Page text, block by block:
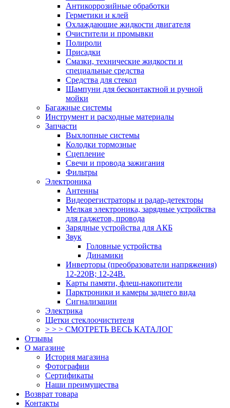
Антикоррозийные обработки
Герметики и клей
Охлаждающие жидкости двигателя
Очистители и промывки
Полироли
Присадки
Смазки, технические жидкости и
специальные средства
Средства для стекол
Шампуни для бесконтактной и ручной
мойки
Багажные системы
Инструмент и расходные материалы
Запчасти
Выхлопные системы
Колодки тормозные
Сцепление
Свечи и провода зажигания
Фильтры
Электроника
Антенны
Видеорегистраторы и радар-детекторы
Мелкая электроника, зарядные устройства
для гаджетов, провода
Зарядные устройства для АКБ
Звук
Головные устройства
Динамики
Инверторы (преобразователи напряжения)
12-220В; 12-24В.
Карты памяти, флеш-накопители
Парктроники и камеры заднего вида
Сигнализации
Электрика
Щетки стеклоочистителя
> > > СМОТРЕТЬ ВЕСЬ КАТАЛОГ
Отзывы
О магазине
История магазина
Фотографии
Сертификаты
Наши преимущества
Возврат товара
Контакты